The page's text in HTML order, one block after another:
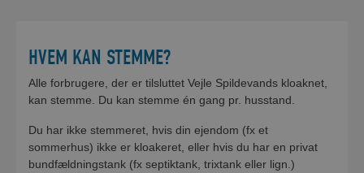
HVEM KAN STEMME?
Alle forbrugere, der er tilsluttet Vejle Spildevands kloaknet,
kan stemme. Du kan stemme én gang pr. husstand.
Du har ikke stemmeret, hvis din ejendom (fx et
sommerhus) ikke er kloakeret, eller hvis du har en privat
bundfældningstank (fx septiktank, trixtank eller lign.)